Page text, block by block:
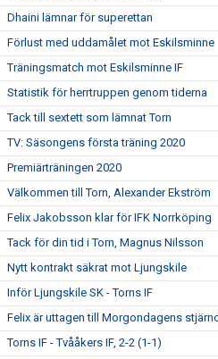
Dhaini lämnar för superettan
Förlust med uddamålet mot Eskilsminne
Träningsmatch mot Eskilsminne IF
Statistik för herrtruppen genom tiderna
Tack till sextett som lämnat Torn
TV: Säsongens första träning 2020
Premiärträningen 2020
Välkommen till Torn, Alexander Ekström
Felix Jakobsson klar för IFK Norrköping
Tack för din tid i Torn, Magnus Nilsson
Nytt kontrakt säkrat mot Ljungskile
Inför Ljungskile SK - Torns IF
Felix är uttagen till Morgondagens
Torns IF - Tvååkers IF, 2-2 (1-1)